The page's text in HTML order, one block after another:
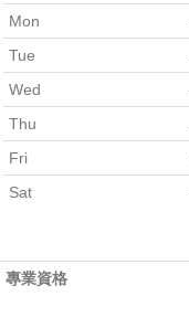
Mon
Tue
Wed
Thu
Fri
Sat
專業資格